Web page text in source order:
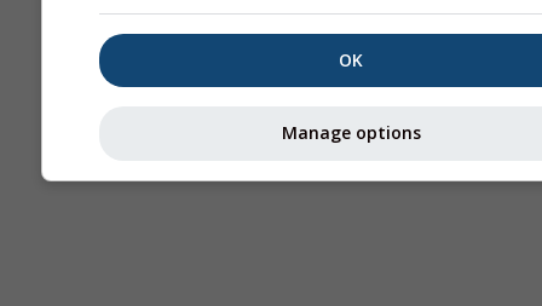
OK
Manage options